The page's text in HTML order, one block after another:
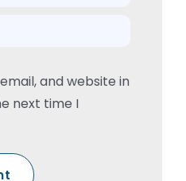
and website in
next time I